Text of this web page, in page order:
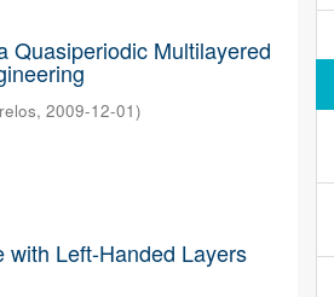
Quasiperiodic Multilayered
,2009-12-01)
with Left-Handed Layers